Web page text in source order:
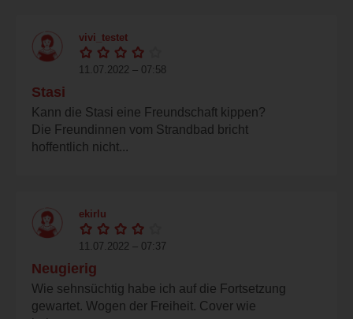
vivi_testet
11.07.2022 – 07:58
Stasi
Kann die Stasi eine Freundschaft kippen?
Die Freundinnen vom Strandbad bricht
hoffentlich nicht...
ekirlu
11.07.2022 – 07:37
Neugierig
Wie sehnsüchtig habe ich auf die Fortsetzung
gewartet. Wogen der Freiheit. Cover wie